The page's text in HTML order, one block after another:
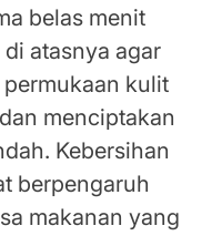
belas menit
atasnya agar
kulit
menciptakan
Kebersihan
berpengaruh
makanan yang